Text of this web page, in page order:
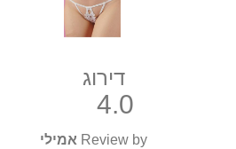
דירוג
4.0
Review by אמילי